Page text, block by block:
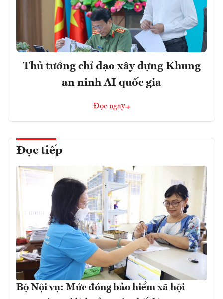
Thủ tướng chỉ đạo xây dựng Khung
an ninh AI quốc gia
Đọc ngay
Đọc tiếp
Bộ Nội vụ: Mức đóng bảo hiểm xã hội